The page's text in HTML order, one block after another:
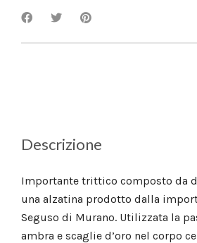
Descrizione
Importante trittico composto da
una alzatina prodotto dalla
Seguso di Murano. Utilizzata la
ambra e scaglie d’oro nel corpo